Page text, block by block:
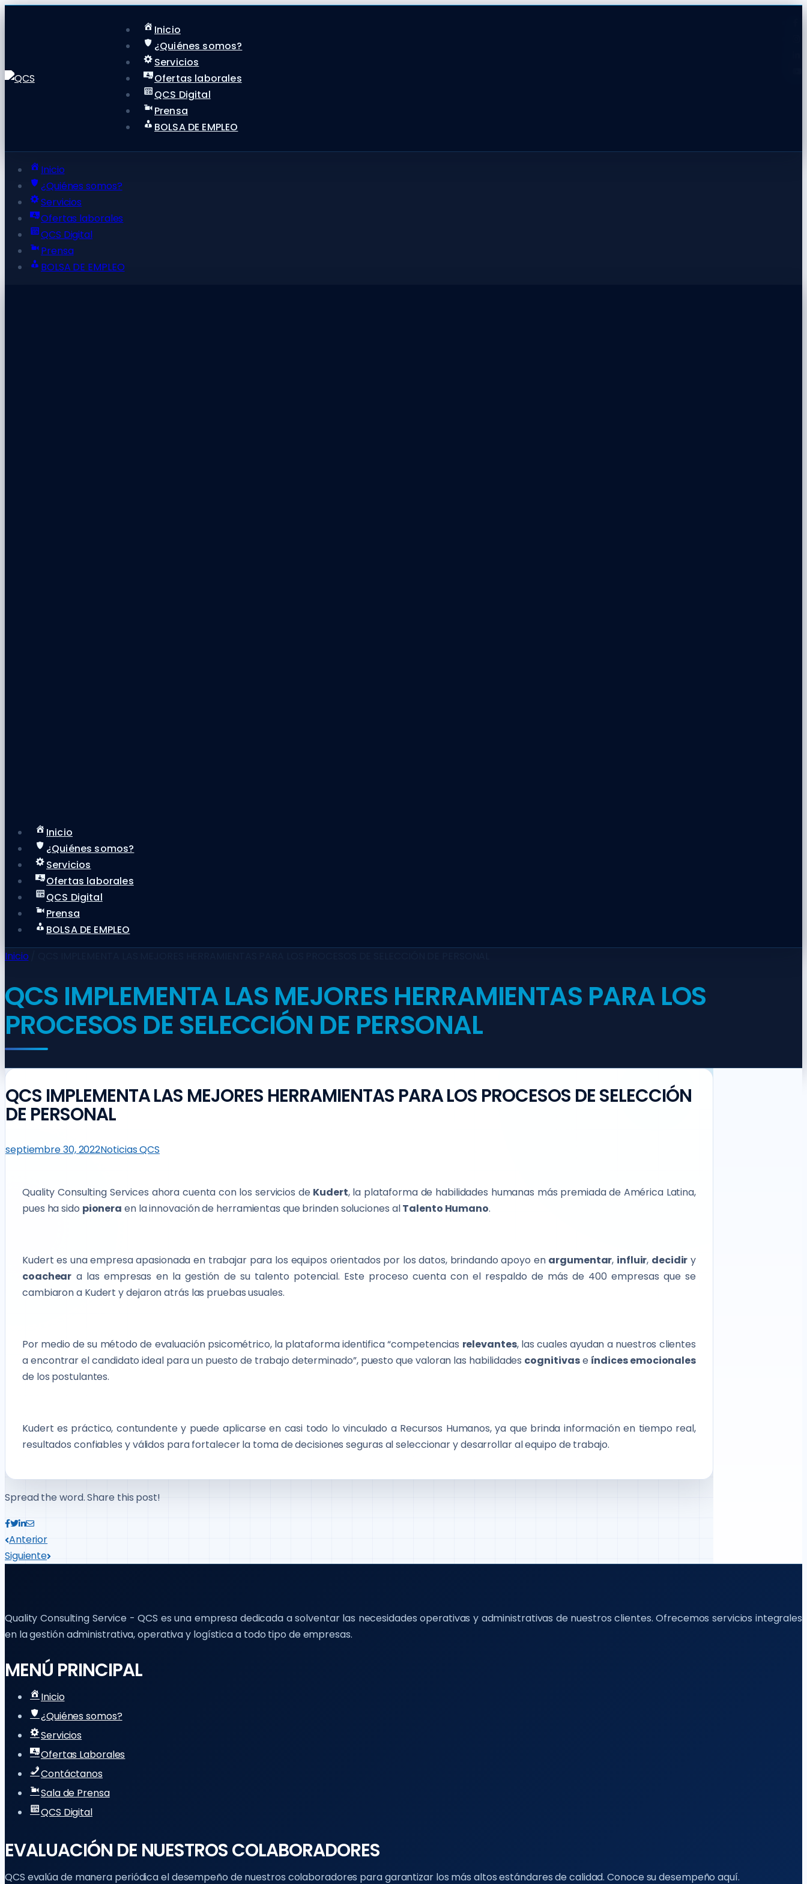
Inicio
¿Quiénes somos?
Servicios
Ofertas laborales
QCS Digital
Prensa
BOLSA DE EMPLEO
Inicio
¿Quiénes somos?
Servicios
Ofertas laborales
QCS Digital
Prensa
BOLSA DE EMPLEO
Inicio
¿Quiénes somos?
Servicios
Ofertas laborales
QCS Digital
Prensa
BOLSA DE EMPLEO
Inicio
QCS IMPLEMENTA LAS MEJORES HERRAMIENTAS PARA LOS
PROCESOS DE SELECCIÓN DE PERSONAL
QCS IMPLEMENTA LAS MEJORES HERRAMIENTAS PARA LOS PROCESOS DE SELECCIÓN
DE PERSONAL
septiembre 30, 2022Noticias QCS
Quality Consulting Services ahora cuenta con los servicios de Kudert, la plataforma de habilidades humanas más premiada de América Latina,
pues ha sido pionera en la innovación de herramientas que brinden soluciones alTalento Humano.
Kudert es una empresa apasionada en trabajar para los equipos orientados por los datos, brindando apoyo en argumentar, influir, decidir y
coachear a las empresas en la gestión de su talento potencial. Este proceso cuenta con el respaldo de más de 400 empresas que se
cambiaron a Kudert y dejaron atrás las pruebas usuales.
Por medio de su método de evaluación psicométrico, la plataforma identifica “competencias relevantes, las cuales ayudan a nuestros clientes
a encontrar el candidato ideal para un puesto de trabajo determinado”, puesto que valoran las habilidades cognitivase índices emocionales
de los postulantes.
Kudert es práctico, contundente y puede aplicarse en casi todo lo vinculado a Recursos Humanos, ya que brinda información en tiempo real,
resultados confiables y válidos para fortalecer la toma de decisiones seguras al seleccionar y desarrollar al equipo de trabajo.
Spread the word. Share this post!
Anterior
Siguiente
Quality Consulting Service - QCS es una empresa dedicada a solventar las necesidades operativas y administrativas de nuestros clientes. Ofrecemos servicios integrales
en la gestión administrativa, operativa y logística a todo tipo de empresas.
MENÚ PRINCIPAL
Inicio
¿Quiénes somos?
Servicios
Ofertas Laborales
Contáctanos
Sala de Prensa
QCS Digital
EVALUACIÓN DE NUESTROS COLABORADORES
QCS evalúa de manera periódica el desempeño de nuestros colaboradores para garantizar los más altos estándares de calidad. Conoce su desempeño aquí.